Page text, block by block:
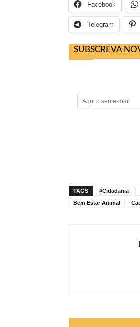
Facebook
Telegram
SUBSCREVA
Aqui
o
TAGS #Cidadania
Bem Estar Animal